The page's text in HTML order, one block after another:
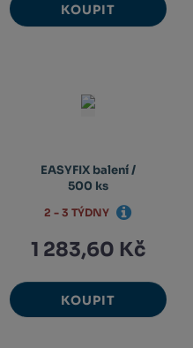
KOUPIT
EASYFIX balení /
500 ks
1 283,60 Kč
KOUPIT
2 - 3 TÝDNY